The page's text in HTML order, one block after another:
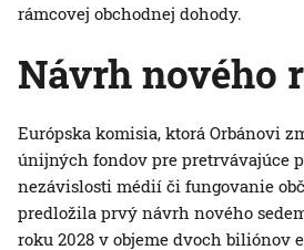
rámcovej obchodnej dohody.
Návrh nového
Európska komisia, ktorá Orbánovi
únijných fondov pre pretrvávajúce
nezávislosti médií či fungovanie
predložila prvý návrh nového
roku 2028 v objeme dvoch biliónov